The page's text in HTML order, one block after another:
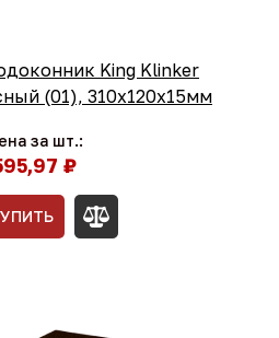
King Klinker
(01), 310х120х15мм
за шт.:
₽